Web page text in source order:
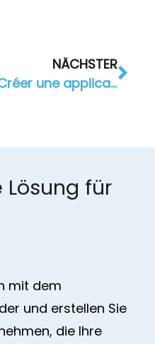
NÄCHSTER
Créer une application web : les entreprises avec un site web mobile marquent des points
für
mit dem
und erstellen Sie
die Ihre